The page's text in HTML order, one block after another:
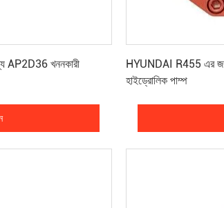
AP2D36 খননকারী
HYUNDAI R455 এর
হাইড্রোলিক পাম্প